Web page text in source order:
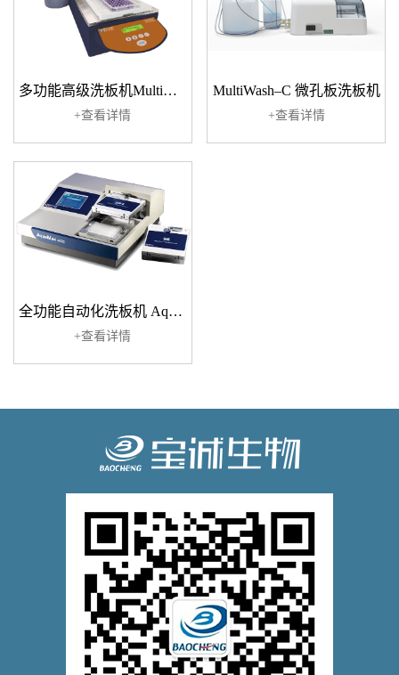
多功能高级洗板机MultiWash+（4通道洗液、96和384孔）
+查看详情
MultiWash–C 微孔板洗板机
+查看详情
全功能自动化洗板机 AquaMax 2000/4000
+查看详情